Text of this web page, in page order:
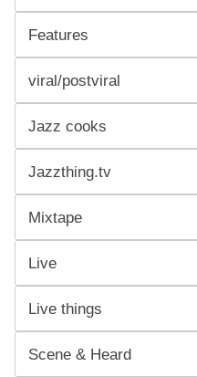
Features
viral/postviral
Jazz cooks
Jazzthing.tv
Mixtape
Live
Live things
Scene & Heard